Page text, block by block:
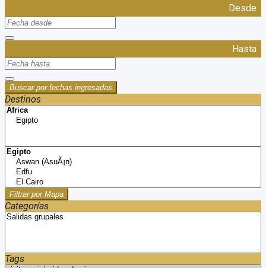
Desde
Hasta
Buscar por fechas ingresadas
Destinos
Filtrar por Mapa
Categorías
Tags